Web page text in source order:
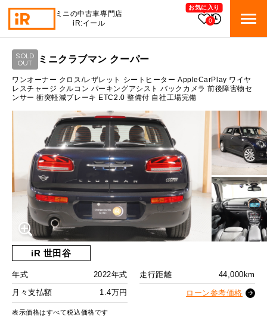
ミニの中古車専門店
iR:イール
お気に入り
0
BMW MINI BMWミニ 在庫検索
ROVER MINI ローバーミニ 在庫検索
TRADE 買取
TOP
iRの買取が他社よりも高い理由
売却手順
必要書類
iRで愛車を売却されたお客様の声
BMWミニ買取査定依頼
MAINTENANCE メンテナンス
TOP
BMWミニ メンテナンス
ローバーミニ メンテナンス
最近の修理実績
BLOG & MEDIA ブログ＆メディア
TOP
スタッフブログ
User's Voice 購入者様の声
MINI KNOWLEDGE ミニナレッジ
BMWミニナレッジ
ABOUT iR iRについて
会社概要
RECRUIT 採用情報
営業時間
10:00～18:00
定休日
月曜日（祝日の場合は火曜日）
月々支払額
296.9 万円
30 万円
支払回数 84 回
ボーナス支払回数/年 2 回
内訳
1回目
2回目以降 20,100 円
ボーナス月追加額 円
SOLD
OUT
ミニクラブマン クーパー
ワンオーナー クロス/レザレット シートヒーター AppleCarPlay ワイヤ
レスチャージ クルコン パーキングアシスト バックカメラ 前後障害物セ
ンサー 衝突軽減ブレーキ ETC2.0 整備付 自社工場完備
iR 世田谷
年式 2022年式 走行距離
44,000km
月々支払額
1.4万円 ローン参考価格
表示価格はすべて税込価格です